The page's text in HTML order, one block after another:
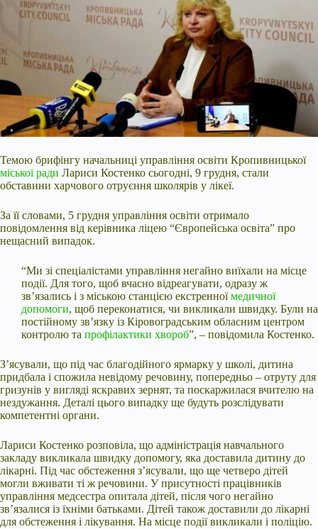
Темою брифінгу начальниці управління освіти Кропивницької
міської ради Лариси Костенко сьогодні, 9 грудня, стали
обставини харчового отруєння школярів у лікеї.
За її словами, 5 грудня управління освіти отримало
повідомлення від керівника ліцею “Європейська освіта” про
нещасний випадок.
“Ми зі спеціалістами управління негайно виїхали на місце
події. Для того, щоб вчасно відреагувати, одразу ж
зв’язались і з міською станцією екстренноїмедичної
допомоги, щоб переконатися, чи викликали швидку. Були на
постійному зв’язку із Кіровоградським обласним центром
контролю та профілактики хвороб”, – повідомила Костенко.
З’ясували, що під час благодійного ярмарку у школі, дитина
придбала і спожила невідому речовину, попередньо – отруту для
гризунів у вигляді яскравих зернят, та поскаржилася вчителю на
нездужання. Деталі цього випадку ще будуть розслідувати
компетентні органи.
Лариси Костенко розповіла, що адміністрація навчального
закладу викликала швидку допомогу, яка доставила дитину до
лікарні. Під час обстеження з’ясували, що ще четверо дітей
могли вживати ті ж речовини. У присутності працівників
управління медсестра опитала дітей, після чого негайно
зв’язалися із їхніми батьками. Дітей також доставили до лікарні
для обстеження і лікування. На місце події викликали і поліцію.